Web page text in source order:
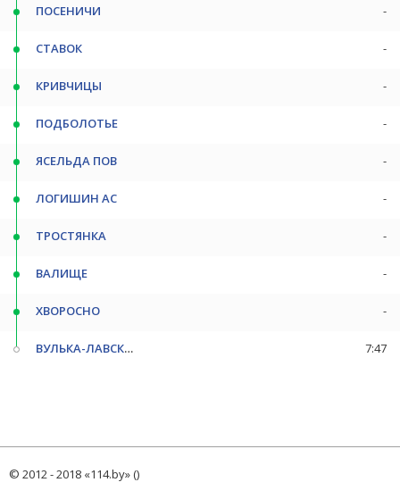
ПОСЕНИЧИ -
СТАВОК -
КРИВЧИЦЫ -
ПОДБОЛОТЬЕ -
ЯСЕЛЬДА ПОВ -
ЛОГИШИН АС -
ТРОСТЯНКА -
ВАЛИЩЕ -
ХВОРОСНО -
ВУЛЬКА-ЛАВСКАЯ 7:47
© 2012 - 2018 «114.by» ()